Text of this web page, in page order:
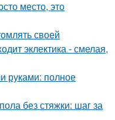
место, это
своей
эклектика - смелая,
руками: полное
без стяжки: шаг за